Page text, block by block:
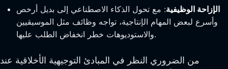
الإزاحة الوظيفية: مع تحول الذكاء الاصطناعي إلى بديل أرخص
وأسرع لبعض المهام الإنتاجية، تواجه وظائف مثل الموسيقيين
والاستوديوهات خطر انخفاض الطلب عليها.
من الضروري النظر في المبادئ التوجيهية الأخلاقية عند